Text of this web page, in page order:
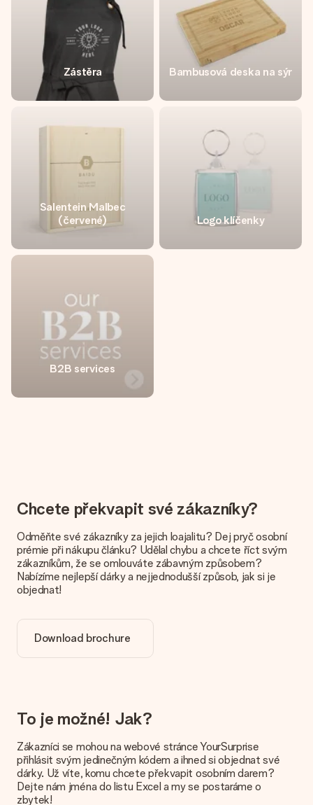
Zástěra Bambusová deska na sýr
Salentein Malbec
(červené)
Logo klíčenky
B2B services
Chcete překvapit své zákazníky?
Odměňte své zákazníky za jejich loajalitu? Dej pryč osobní
prémie při nákupu článku? Udělal chybu a chcete říct svým
zákazníkům, že se omlouváte zábavným způsobem?
Nabízíme nejlepší dárky a nejjednodušší způsob, jak si je
objednat!
Download brochure
To je možné! Jak?
Zákazníci se mohou na webové stránce YourSurprise
přihlásit svým jedinečným kódem a ihned si objednat své
dárky. Už víte, komu chcete překvapit osobním darem?
Dejte nám jména do listu Excel a my se postaráme o
zbytek!